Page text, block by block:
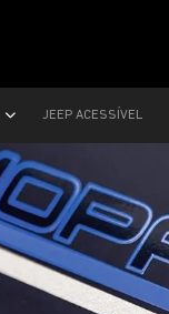
JEEP ACESSÍVEL